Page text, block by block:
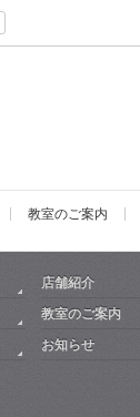
教室のご案内
店舗紹介
教室のご案内
お知らせ